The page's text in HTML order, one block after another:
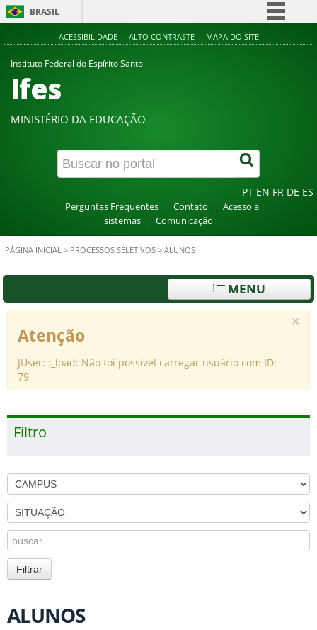
BRASIL
Simplifique!
Canais
ACESSIBILIDADE ALTO CONTRASTE MAPA DO SITE
Instituto Federal do Espírito Santo
Ifes
MINISTÉRIO DA EDUCAÇÃO
PT EN FR DE ES
Perguntas Frequentes Contato
Acesso a
sistemas
Comunicação
PÁGINA INICIAL > PROCESSOS SELETIVOS > ALUNOS
MENU
×
Atenção
JUser: :_load: Não foi possível carregar usuário com ID:
79
Filtro
ALUNOS